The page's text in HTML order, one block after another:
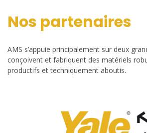
Nos partenaires
AMS s’appuie principalement sur deux
conçoivent et fabriquent des matériels
productifs et techniquement aboutis.